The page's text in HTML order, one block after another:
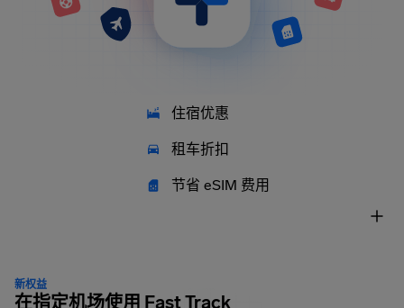
住宿优惠
租车折扣
节省 eSIM 费用
新权益
在指定机场使用 Fast Track